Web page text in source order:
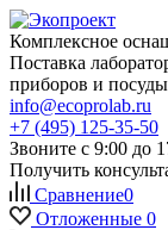
Комплексное
Поставка
приборов и посуды
info@ecoprolab.ru
+7 (495) 125-35-50
Звоните с 9:00 до
Получить
Сравнение0
Отложенные 0